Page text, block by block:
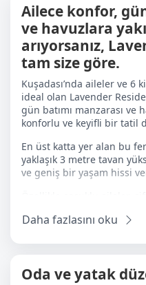
Ailece konfor,
ve havuzlara
arıyorsanız,
tam size göre.
Kuşadası’nda aileler ve 6
ideal olan Lavender
gün batımı manzarası ve
konforlu ve keyifli bir tatil
En üst katta yer alan bu
yaklaşık 3 metre tavan
ve geniş bir yaşam hissi
ikinci yatak odasında çift
balkon ile hem rahat hem
Daha fazlasını oku
Oda ve yatak